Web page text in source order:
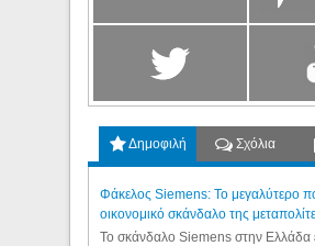
Δημοφιλή Σχόλια
Φάκελος Siemens: Το μεγαλύτερο
οικονομικό σκάνδαλο της
Το σκάνδαλο Siemens στην Ελλάδα